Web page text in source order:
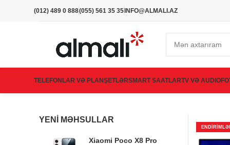
(012) 489 0 888(055) 561 35 35INFO@ALMALI.AZ
TELEFONLAR VƏ PLANŞETLƏRSMART SAATLARTV VƏ AUDIO
YENI MƏHSULLAR
Xiaomi Poco X8 Pro